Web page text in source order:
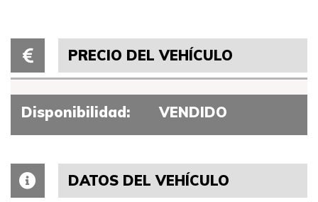
PRECIO DEL VEHÍCULO
Disponibilidad: VENDIDO
DATOS DEL VEHÍCULO